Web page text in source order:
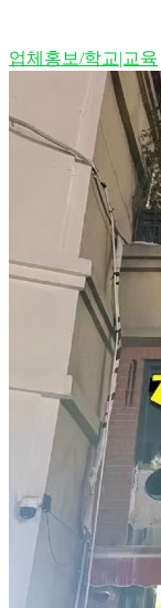
업체홍보/학교|교육